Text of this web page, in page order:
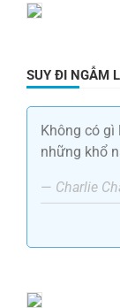
SUY ĐI NGẪM
Không có
những khổ
— Charlie